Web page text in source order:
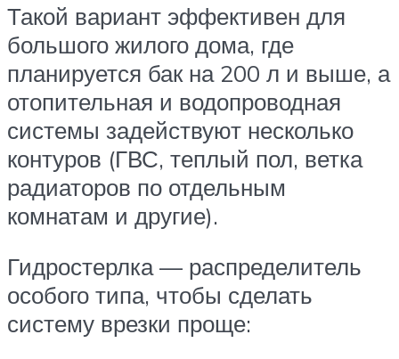
Такой вариант эффективен для
большого жилого дома, где
планируется бак на 200 л и выше, а
отопительная и водопроводная
системы задействуют несколько
контуров (ГВС, теплый пол, ветка
радиаторов по отдельным
комнатам и другие).
Гидростерлка — распределитель
особого типа, чтобы сделать
систему врезки проще: